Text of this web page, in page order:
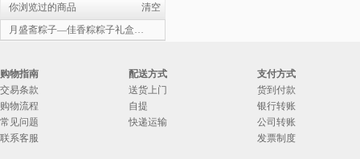
￥558
2.哈根达斯月饼-优格蕾尊享版
4.宫颐府粽子礼盒—粽望而归
5.宫颐府粽子礼盒—粽情端午
6.宫颐府粽子礼盒—端午佳节
你浏览过的商品
清空
月盛斋粽子—佳香粽粽子礼盒1200g(清真）
购物指南
交易条款
购物流程
常见问题
联系客服
配送方式
送货上门
自提
快递运输
支付方式
货到付款
银行转账
公司转账
发票制度